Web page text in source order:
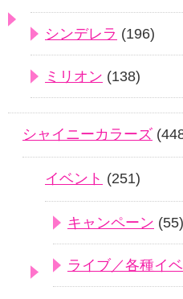
シンデレラ (196)
ミリオン (138)
シャイニーカラーズ
イベント (251)
キャンペーン (55)
ライブ／各種イ